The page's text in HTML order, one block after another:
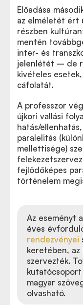
Előadása
az elméletét ért
részben
mentén
inter- és
jelenlétét – de
kivételes
cáfolatát.
A professzor
újkori vallási
hatás/
paralelitás
mellettisége)
fejlődőképes
történelem
Az eseményt
éves
rendezvényei
keretében, az
szervezték.
kutatócsoport
magyar
olvasható.